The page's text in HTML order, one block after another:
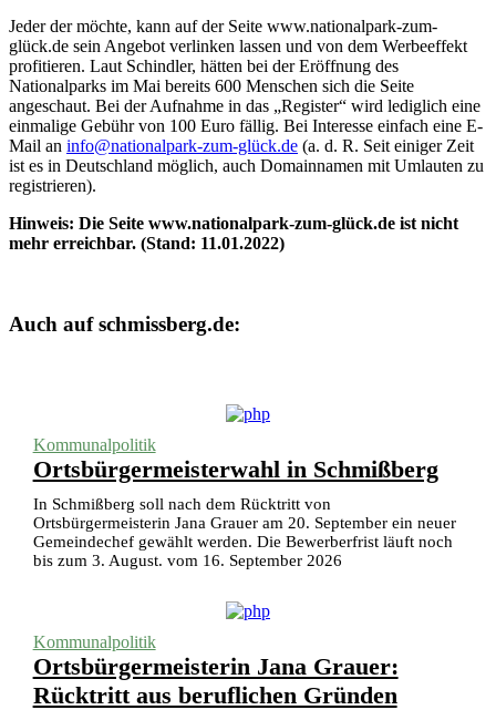
Jeder der möchte, kann auf der Seite www.nationalpark-zum-
glück.de sein Angebot verlinken lassen und von dem Werbeeffekt
profitieren. Laut Schindler, hätten bei der Eröffnung des
Nationalparks im Mai bereits 600 Menschen sich die Seite
angeschaut. Bei der Aufnahme in das „Register“ wird lediglich eine
einmalige Gebühr von 100 Euro fällig. Bei Interesse einfach eine E-
Mail an info@nationalpark-zum-glück.de (a. d. R. Seit einiger Zeit
ist es in Deutschland möglich, auch Domainnamen mit Umlauten zu
registrieren).
Hinweis: Die Seite www.nationalpark-zum-glück.de ist nicht
mehr erreichbar. (Stand: 11.01.2022)
Auch auf schmissberg.de:
Kommunalpolitik
Ortsbürgermeisterwahl in Schmißberg
In Schmißberg soll nach dem Rücktritt von
Ortsbürgermeisterin Jana Grauer am 20. September ein neuer
Gemeindechef gewählt werden. Die Bewerberfrist läuft noch
bis zum 3. August. vom 16. September 2026
Kommunalpolitik
Ortsbürgermeisterin Jana Grauer:
Rücktritt aus beruflichen Gründen